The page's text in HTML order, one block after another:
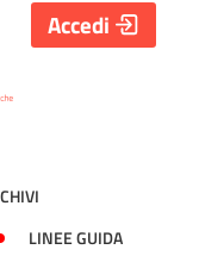
LINEE GUIDA
Accedi